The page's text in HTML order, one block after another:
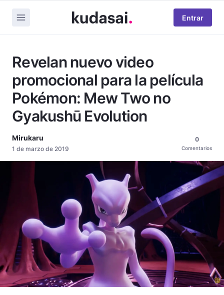
Entrar
Revelan nuevo video
promocional para la película
Pokémon: Mew Two no
Gyakushū Evolution
Mirukaru
1 de marzo de 2019
0
Comentarios